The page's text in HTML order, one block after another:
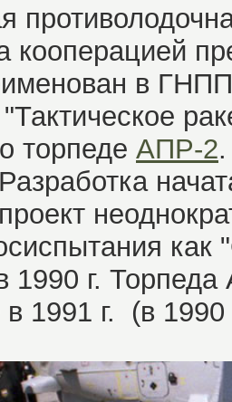
кооперацией
в
торпеде АПР-2
как
1990 г.
1991 г. (в